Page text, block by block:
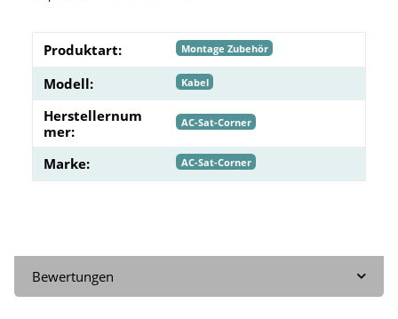
Produktart: Montage Zubehör
Modell: Kabel
Herstellernum
mer:
AC-Sat-Corner
Marke: AC-Sat-Corner
Bewertungen